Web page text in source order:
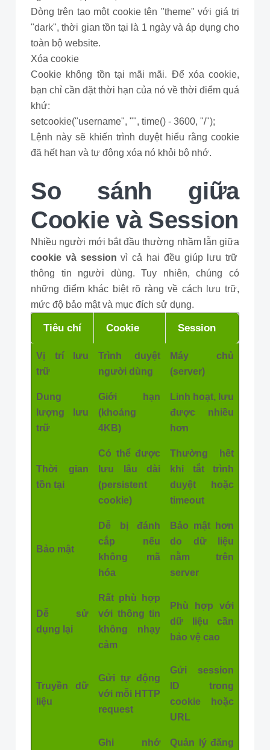
Dòng trên tạo một cookie tên "theme" với giá trị
"dark", thời gian tồn tại là 1 ngày và áp dụng cho
toàn bộ website.
Xóa cookie
Cookie không tồn tại mãi mãi. Để xóa cookie,
bạn chỉ cần đặt thời hạn của nó về thời điểm quá
khứ:
setcookie("username", "", time() - 3600, "/");
Lệnh này sẽ khiến trình duyệt hiểu rằng cookie
đã hết hạn và tự động xóa nó khỏi bộ nhớ.
So sánh giữa
Cookie và Session
Nhiều người mới bắt đầu thường nhầm lẫn giữa
cookie và session vì cả hai đều giúp lưu trữ
thông tin người dùng. Tuy nhiên, chúng có
những điểm khác biệt rõ ràng về cách lưu trữ,
mức độ bảo mật và mục đích sử dụng.
Tiêu chí Cookie Session
Vị trí lưu
trữ
Trình duyệt
người dùng
Máy chủ
(server)
Dung
lượng lưu
trữ
Giới hạn
(khoảng
4KB)
Linh hoạt, lưu
được nhiều
hơn
Thời gian
tồn tại
Có thể được
lưu lâu dài
(persistent
cookie)
Thường hết
khi tắt trình
duyệt hoặc
timeout
Bảo mật
Dễ bị đánh
cắp nếu
không mã
hóa
Bảo mật hơn
do dữ liệu
nằm trên
server
Dễ sử
dụng lại
Rất phù hợp
với thông tin
không nhạy
cảm
Phù hợp với
dữ liệu cần
bảo vệ cao
Truyền dữ
liệu
Gửi tự động
với mỗi HTTP
request
Gửi session
ID trong
cookie hoặc
URL
Ghi nhớ
Quản lý đăng